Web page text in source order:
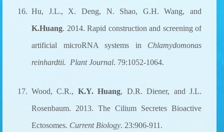
16. Hu, J.L., X. Deng, N. Shao, G.H. Wang, and
K.Huang. 2014. Rapid construction and screening of
artificial microRNA systems in Chlamydomonas
reinhardtii. Plant Journal. 79:1052-1064.
17. Wood, C.R., K.Y. Huang, D.R. Diener, and J.L.
Rosenbaum. 2013. The Cilium Secretes Bioactive
Ectosomes. Current Biology. 23:906-911.